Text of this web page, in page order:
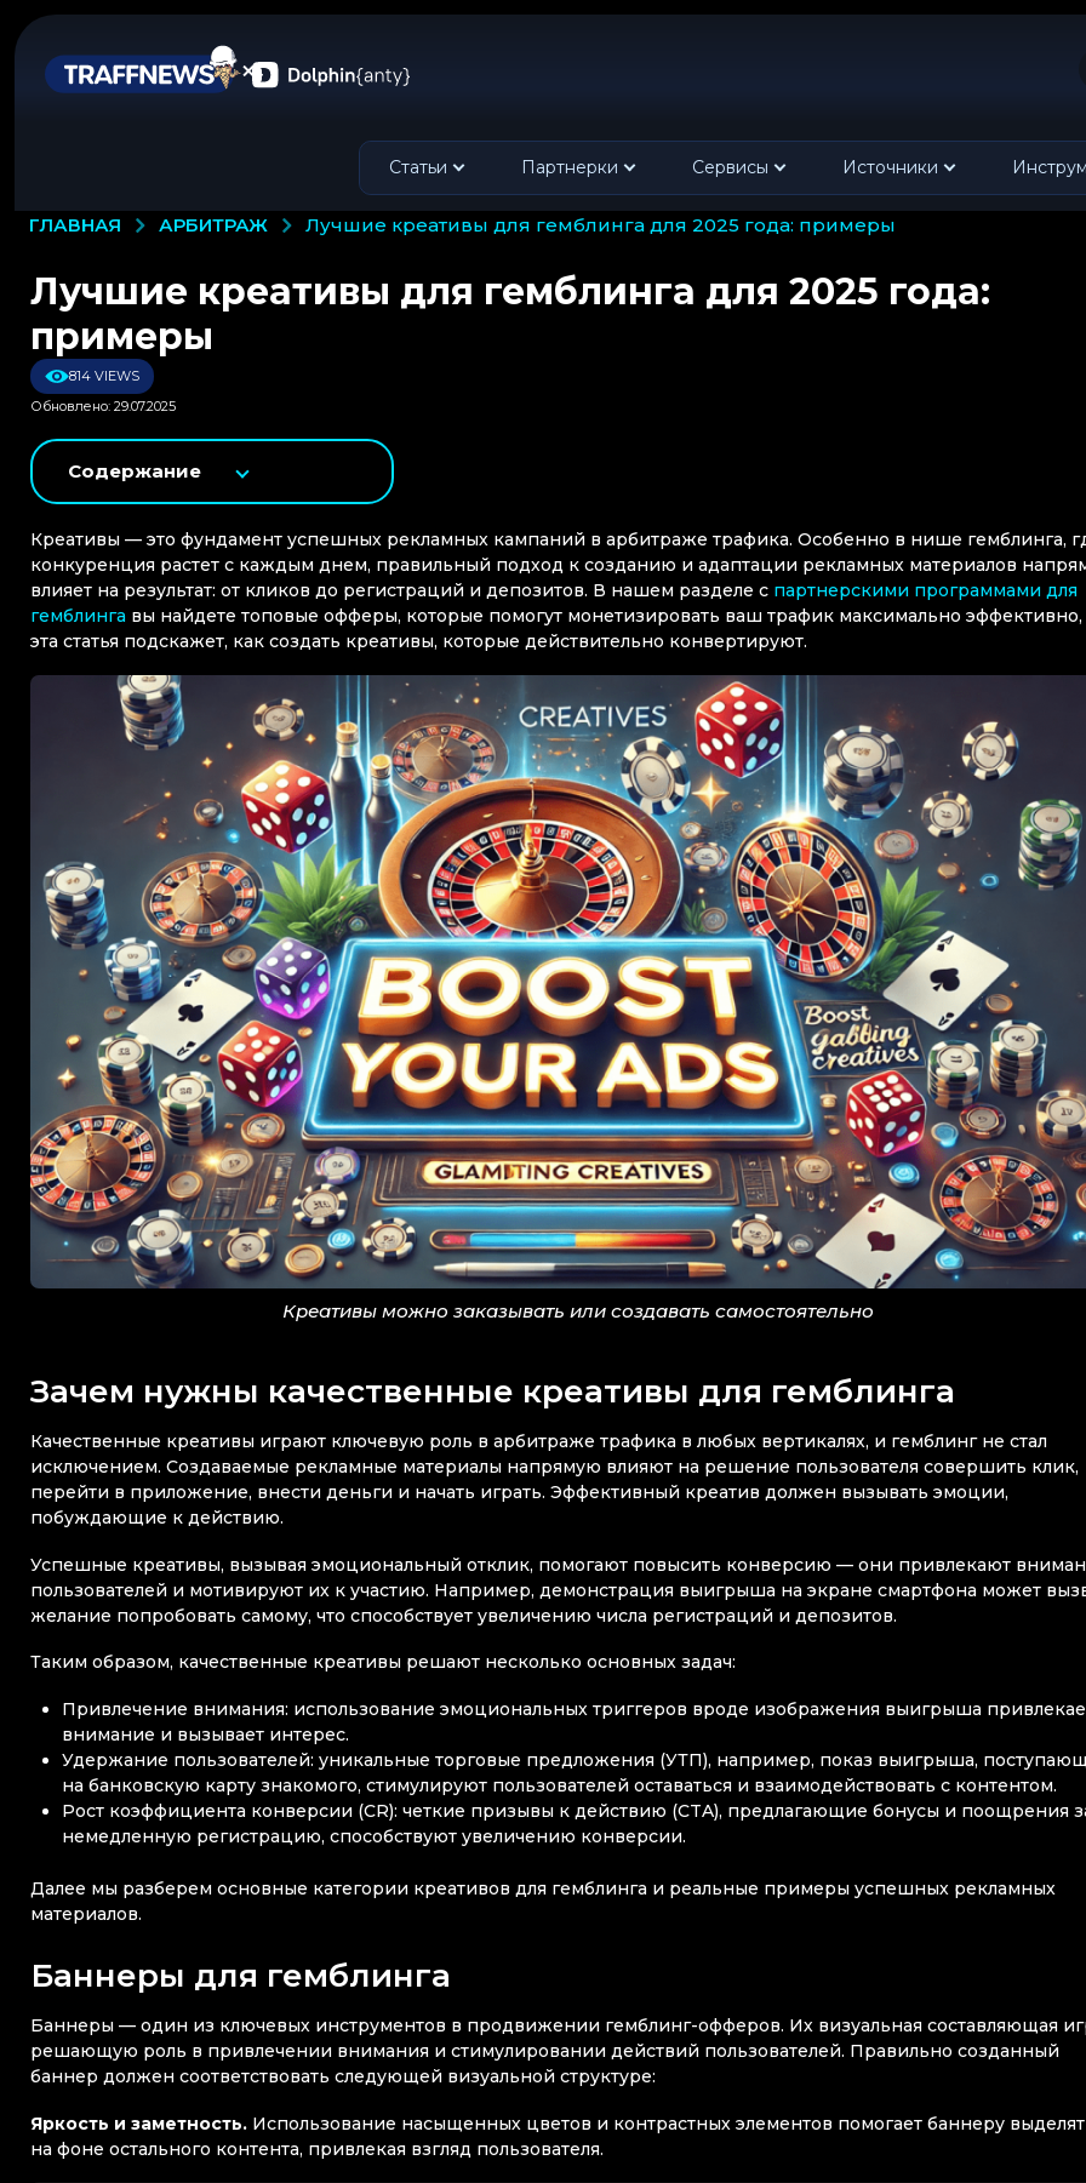
Статьи Партнерки Сервисы Источники
ГЛАВНАЯ АРБИТРАЖ лучшие креативы для гемблинга для 2025 года: примеры
Лучшие креативы для гемблинга для 2025 года:
примеры
814 VIEWS
Обновлено: 29.07.2025
Содержание
Креативы — это фундамент успешных рекламных кампаний в арбитраже трафика. Особенно в нише гемблинга,
конкуренция растет с каждым днем, правильный подход к созданию и адаптации рекламных материалов
влияет на результат: от кликов до регистраций и депозитов. В нашем разделе с партнерскими программами для
гемблинга вы найдете топовые офферы, которые помогут монетизировать ваш трафик максимально эффективно,
эта статья подскажет, как создать креативы, которые действительно конвертируют.
Креативы можно заказывать или создавать самостоятельно
Зачем нужны качественные креативы для гемблинга
Качественные креативы играют ключевую роль в арбитраже трафика в любых вертикалях, и гемблинг не стал
исключением. Создаваемые рекламные материалы напрямую влияют на решение пользователя совершить клик,
перейти в приложение, внести деньги и начать играть. Эффективный креатив должен вызывать эмоции,
побуждающие к действию.
Успешные креативы, вызывая эмоциональный отклик, помогают повысить конверсию — они привлекают
пользователей и мотивируют их к участию. Например, демонстрация выигрыша на экране смартфона может
желание попробовать самому, что способствует увеличению числа регистраций и депозитов.
Таким образом, качественные креативы решают несколько основных задач:
Привлечение внимания: использование эмоциональных триггеров вроде изображения выигрыша
внимание и вызывает интерес.
Удержание пользователей: уникальные торговые предложения (УТП), например, показ выигрыша,
на банковскую карту знакомого, стимулируют пользователей оставаться и взаимодействовать с контентом.
Рост коэффициента конверсии (CR): четкие призывы к действию (CTA), предлагающие бонусы и поощрения
немедленную регистрацию, способствуют увеличению конверсии.
Далее мы разберем основные категории креативов для гемблинга и реальные примеры успешных рекламных
материалов.
Баннеры для гемблинга
Баннеры — один из ключевых инструментов в продвижении гемблинг-офферов. Их визуальная составляющая
решающую роль в привлечении внимания и стимулировании действий пользователей. Правильно созданный
баннер должен соответствовать следующей визуальной структуре:
Яркость и заметность. Использование насыщенных цветов и контрастных элементов помогает баннеру
на фоне остального контента, привлекая взгляд пользователя.